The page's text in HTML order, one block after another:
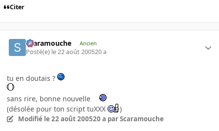
Citer
Scaramouche Ancien
Posté(e) le 22 août 200520 a
tu en doutais ?
sans rire, bonne nouvelle
(désolée pour ton script tuXXX
)
Modifié le 22 août 200520 a par Scaramouche